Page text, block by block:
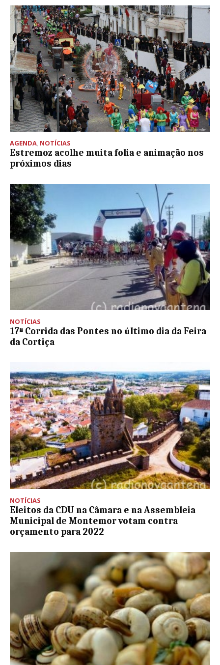
AGENDA, NOTÍCIAS
Estremoz acolhe muita folia e animação nos
próximos dias
NOTÍCIAS
17ª Corrida das Pontes no último dia da Feira
da Cortiça
NOTÍCIAS
Eleitos da CDU na Câmara e na Assembleia
Municipal de Montemor votam contra
orçamento para 2022